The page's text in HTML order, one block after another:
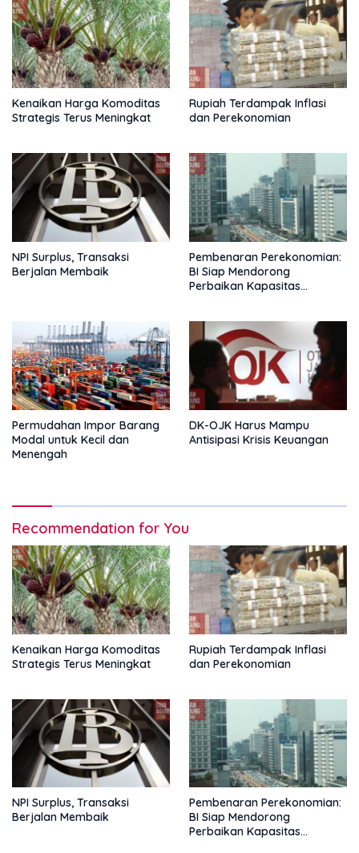
Kenaikan Harga Komoditas
Strategis Terus Meningkat
Rupiah Terdampak Inflasi
dan Perekonomian
NPI Surplus, Transaksi
Berjalan Membaik
Pembenaran Perekonomian:
BI Siap Mendorong
Perbaikan Kapasitas
Permudahan Impor Barang
Modal untuk Kecil dan
Menengah
DK-OJK Harus Mampu
Antisipasi Krisis Keuangan
Recommendation for You
Kenaikan Harga Komoditas
Strategis Terus Meningkat
Rupiah Terdampak Inflasi
dan Perekonomian
NPI Surplus, Transaksi
Berjalan Membaik
Pembenaran Perekonomian:
BI Siap Mendorong
Perbaikan Kapasitas